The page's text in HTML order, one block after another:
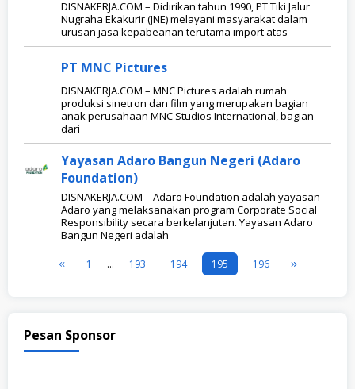
DISNAKERJA.COM – Didirikan tahun 1990, PT Tiki Jalur
Nugraha Ekakurir (JNE) melayani masyarakat dalam
urusan jasa kepabeanan terutama import atas
PT MNC Pictures
DISNAKERJA.COM – MNC Pictures adalah rumah
produksi sinetron dan film yang merupakan bagian
anak perusahaan MNC Studios International, bagian
dari
Yayasan Adaro Bangun Negeri (Adaro
Foundation)
DISNAKERJA.COM – Adaro Foundation adalah yayasan
Adaro yang melaksanakan program Corporate Social
Responsibility secara berkelanjutan. Yayasan Adaro
Bangun Negeri adalah
1 … 193 194 195 196
Pesan Sponsor